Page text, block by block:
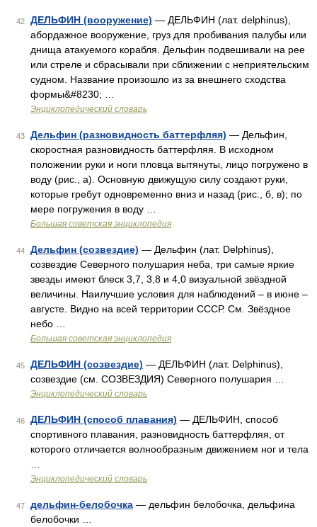
42 ДЕЛЬФИН (вооружение) — ДЕЛЬФИН (лат. delphinus),
абордажное вооружение, груз для пробивания палубы или
днища атакуемого корабля. Дельфин подвешивали на рее
или стреле и сбрасывали при сближении с неприятельским
судном. Название произошло из за внешнего сходства
формы&#8230; …
Энциклопедический словарь
43 Дельфин (разновидность баттерфляя) — Дельфин,
скоростная разновидность баттерфляя. В исходном
положении руки и ноги пловца вытянуты, лицо погружено в
воду (рис., а). Основную движущую силу создают руки,
которые гребут одновременно вниз и назад (рис., б, в); по
мере погружения в воду …
Большая советская энциклопедия
44 Дельфин (созвездие) — Дельфин (лат. Delphinus),
созвездие Северного полушария неба, три самые яркие
звезды имеют блеск 3,7, 3,8 и 4,0 визуальной звёздной
величины. Наилучшие условия для наблюдений ‒ в июне ‒
августе. Видно на всей территории СССР. См. Звёздное
небо …
Большая советская энциклопедия
45 ДЕЛЬФИН (созвездие) — ДЕЛЬФИН (лат. Delphinus),
созвездие (см. СОЗВЕЗДИЯ) Северного полушария …
Энциклопедический словарь
46 ДЕЛЬФИН (способ плавания) — ДЕЛЬФИН, способ
спортивного плавания, разновидность баттерфляя, от
которого отличается волнообразным движением ног и тела
Энциклопедический словарь
47 дельфин-белобочка — дельфин белобочка, дельфина
белобочки …